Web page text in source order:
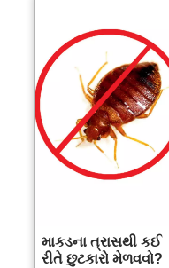
માકડના ત્રાસથી કઈ
રીતે છુટકારો મેળવવો?